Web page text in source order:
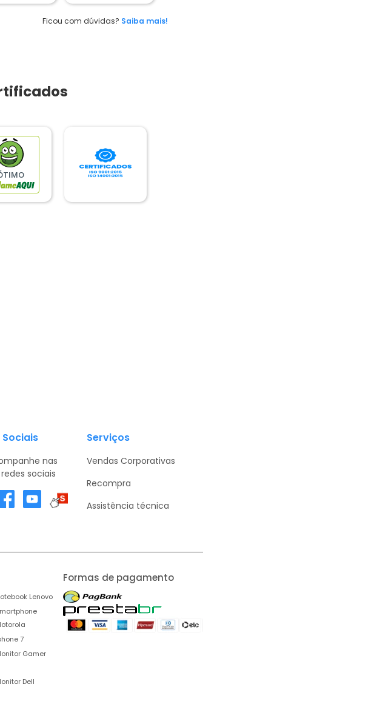
Ficou com dúvidas? Saiba mais!
Sociais
nas
sociais
Serviços
Vendas Corporativas
Recompra
Assistência técnica
Lenovo
7
Gamer
Dell
Formas de pagamento